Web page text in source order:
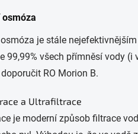
osmóza
osmóza je stále
99,99% všech přímněsí vody
RO Morion B.
a Ultrafiltrace
je moderní způsob filtrace